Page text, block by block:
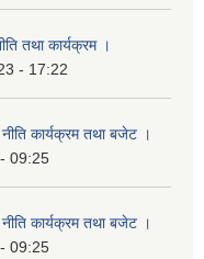
तथा कार्यक्रम ।
- 17:22
कार्यक्रम तथा बजेट ।
09:25
कार्यक्रम तथा बजेट ।
09:25